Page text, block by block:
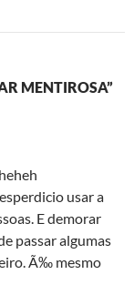
MENTIROSA”
usar a
E demorar
passar algumas
Ã‰ mesmo